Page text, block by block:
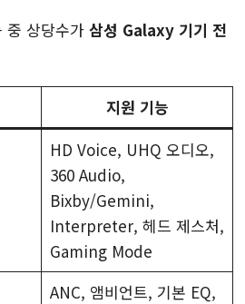
중 상당수가 삼성 Galaxy 기기 전
지원 기능
HD Voice, UHQ 오디오,
360 Audio,
Bixby/Gemini,
Interpreter, 헤드 제스처,
Gaming Mode
ANC, 앰비언트, 기본 EQ,